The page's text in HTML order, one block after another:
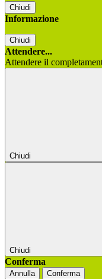
Chiudi
Informazione
Chiudi
Attendere...
Attendere il
Chiudi
Chiudi
Conferma
Annulla Conferma